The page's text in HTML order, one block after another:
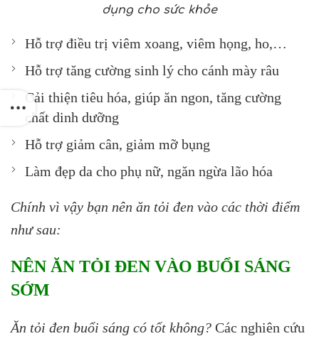
dụng cho sức khỏe
Hỗ trợ điều trị viêm xoang, viêm họng, ho,…
Hỗ trợ tăng cường sinh lý cho cánh mày râu
Cải thiện tiêu hóa, giúp ăn ngon, tăng cường
chất dinh dưỡng
Hỗ trợ giảm cân, giảm mỡ bụng
Làm đẹp da cho phụ nữ, ngăn ngừa lão hóa
Chính vì vậy bạn nên ăn tỏi đen vào các thời điểm
như sau:
NÊN ĂN TỎI ĐEN VÀO BUỔI SÁNG
SỚM
Ăn tỏi đen buổi sáng có tốt không? Các nghiên cứu